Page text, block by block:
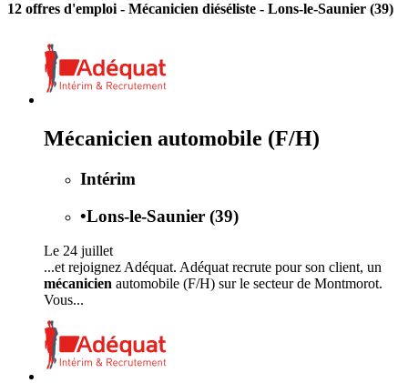
12 offres d'emploi - Mécanicien diéséliste - Lons-le-Saunier (39)
Mécanicien automobile (F/H)
Intérim
•Lons-le-Saunier (39)
Le 24 juillet
...et rejoignez Adéquat. Adéquat recrute pour son client, un
mécanicien automobile (F/H) sur le secteur de Montmorot.
Vous...